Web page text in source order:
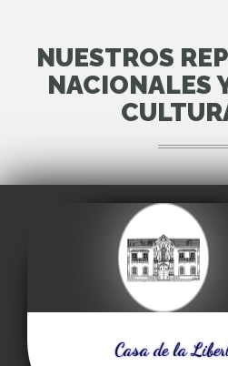
NUESTROS
NACIONALES
Casa de la